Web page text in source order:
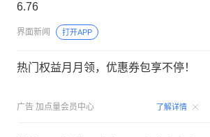
6.76
界面新闻 打开APP
热门权益月月领，优惠券包享不停！
广告 加点量会员中心 了解详情